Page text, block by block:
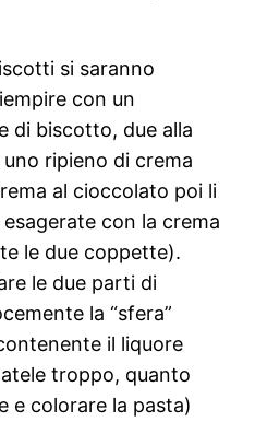
si saranno
con un
di biscotto, due alla
ripieno di crema
al cioccolato poi li
con la crema
le due coppette).
le due parti di
la “sfera”
il liquore
troppo, quanto
e colorare la pasta)